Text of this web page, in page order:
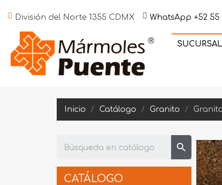
División del Norte 1355 CDMX WhatsApp +52 55
Inicio Catálogo Granito
search
CATÁLOGO